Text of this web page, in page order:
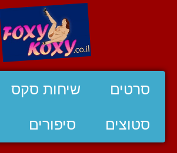
סרטים שיחות סקס
סטוצים סיפורים